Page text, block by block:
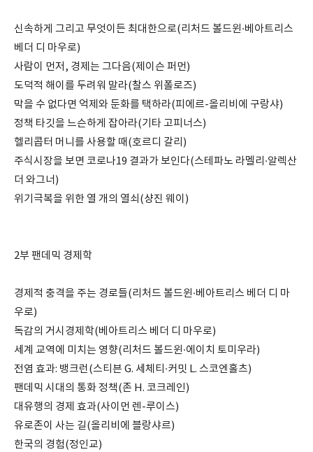
신속하게 그리고 무엇이든 최대한으로(리처드 볼드윈·베아트리스
베더 디 마우로)
사람이 먼저, 경제는 그다음(제이슨 퍼먼)
도덕적 해이를 두려워 말라(찰스 위폴로즈)
막을 수 없다면 억제와 둔화를 택하라(피에르-올리비에 구랑샤)
정책 타깃을 느슨하게 잡아라(기타 고피너스)
헬리콥터 머니를 사용할 때(호르디 갈리)
주식시장을 보면 코로나19 결과가 보인다(스테파노 라멜리·알렉산
더 와그너)
위기극복을 위한 열 개의 열쇠(샹진 웨이)
2부 팬데믹 경제학
경제적 충격을 주는 경로들(리처드 볼드윈·베아트리스 베더 디 마
우로)
독감의 거시경제학(베아트리스 베더 디 마우로)
세계 교역에 미치는 영향(리처드 볼드윈·에이치 토미우라)
전염 효과: 뱅크런(스티븐 G. 세체티·커밋 L. 스코엔홀츠)
팬데믹 시대의 통화 정책(존 H. 코크레인)
대유행의 경제 효과(사이먼 렌-루이스)
유로존이 사는 길(올리비에 블랑샤르)
한국의 경험(정인교)